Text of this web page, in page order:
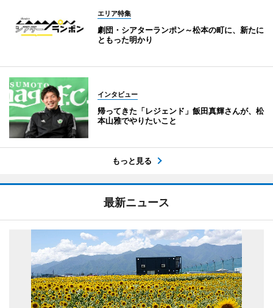
エリア特集
劇団・シアターランポン～松本の町に、新たに
ともった明かり
インタビュー
帰ってきた「レジェンド」飯田真輝さんが、松
本山雅でやりたいこと
もっと見る
最新ニュース